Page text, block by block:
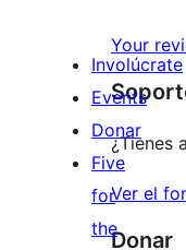
reviews
star
reviews
Your
¿Tienes
Ver el
Donar
Involúcrate
Events
Donar
Five
for
the